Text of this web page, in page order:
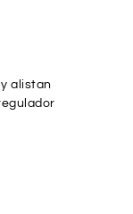
alistan